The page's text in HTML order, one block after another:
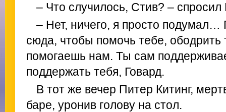
– Что случилось, Стив? – спросил
– Нет, ничего, я просто
сюда, чтобы помочь тебе, ободрить
помогаешь нам. Ты сам
поддержать тебя, Говард.
В тот же вечер Питер Китинг,
баре, уронив голову на стол.